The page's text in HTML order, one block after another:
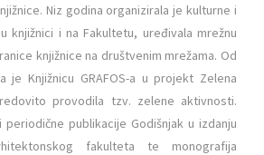
Niz godina organizirala je kulturne i
knjižnici i na Fakultetu, uređivala mrežnu
knjižnice na društvenim mrežama. Od
je Knjižnicu GRAFOS-a u projekt Zelena
provodila tzv. zelene aktivnosti.
publikacije Godišnjak u izdanju
fakulteta te monografija